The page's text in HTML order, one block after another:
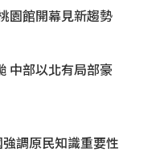
園館開幕見新趨勢
中部以北有局部豪
調原民知識重要性